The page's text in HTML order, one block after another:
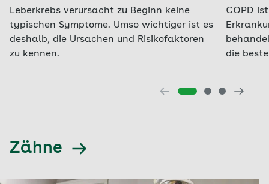
Leberkrebs verursacht zu Beginn keine
typischen Symptome. Umso wichtiger ist es
deshalb, die Ursachen und Risikofaktoren
zu kennen.
COPD
die
Zähne